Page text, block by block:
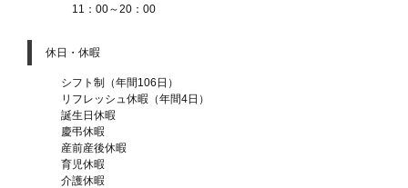
11：00～20：00
休日・休暇
シフト制（年間106日）
リフレッシュ休暇（年間4日）
誕生日休暇
慶弔休暇
産前産後休暇
育児休暇
介護休暇